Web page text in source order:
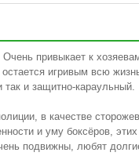
привыкает к
игривым всю
и защитно-караульный.
в качестве
и уму боксёров,
подвижны, любят